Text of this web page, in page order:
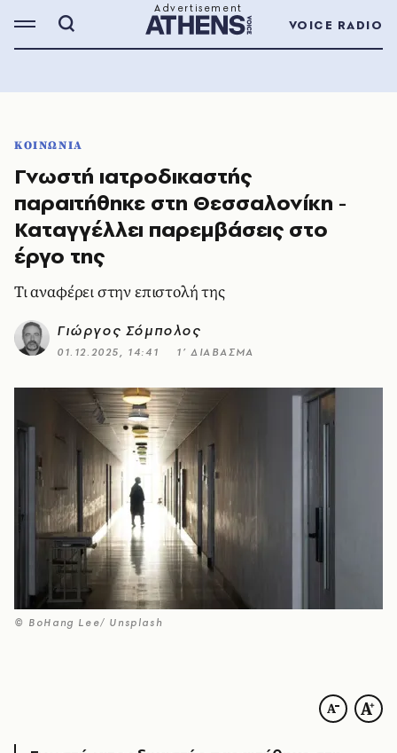
VOICE RADIO
ΚΟΙΝΩΝΙΑ
Γνωστή ιατροδικαστής
παραιτήθηκε στη Θεσσαλονίκη -
Καταγγέλλει παρεμβάσεις στο
έργο της
Τι αναφέρει στην επιστολή της
Γιώργος Σόμπολος
01.12.2025, 14:41 1’ ΔΙΑΒΑΣΜΑ
© BoHang Lee/ Unsplash